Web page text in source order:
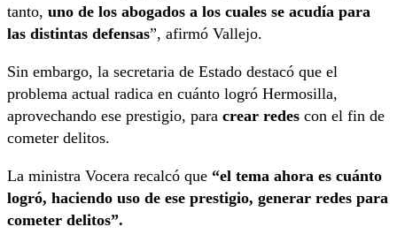
tanto, uno de los abogados a los cuales se acudía para
las distintas defensas”, afirmó Vallejo.
Sin embargo, la secretaria de Estado destacó que el
problema actual radica en cuánto logró Hermosilla,
aprovechando ese prestigio, para crear redes con el fin de
cometer delitos.
La ministra Vocera recalcó que “el tema ahora es cuánto
logró, haciendo uso de ese prestigio, generar redes para
cometer delitos”.